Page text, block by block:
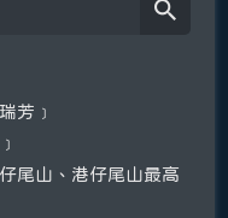
芳﹞
尾山、港仔尾山最高